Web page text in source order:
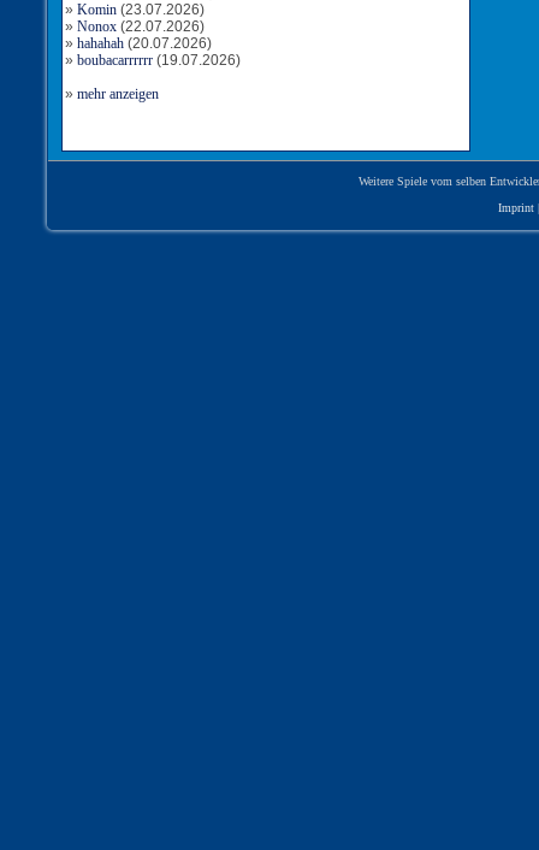
» Komin (23.07.2026)
» Nonox (22.07.2026)
» hahahah (20.07.2026)
» boubacarrrrrr (19.07.2026)
» mehr anzeigen
Weitere Spiele vom selben
Imprint